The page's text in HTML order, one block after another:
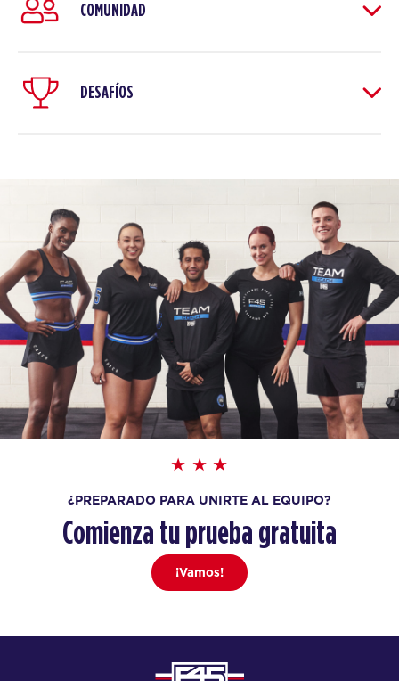
COMUNIDAD
DESAFÍOS
¿PREPARADO PARA UNIRTE AL EQUIPO?
Comienza tu prueba gratuita
¡Vamos!